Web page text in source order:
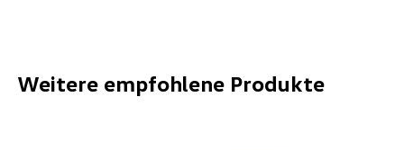
Weitere empfohlene Produkte